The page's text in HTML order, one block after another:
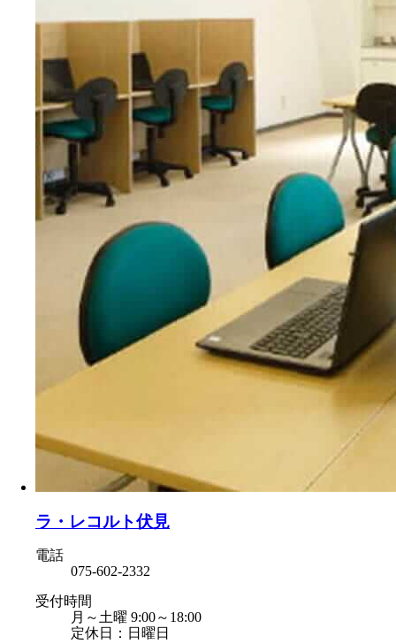
ラ・レコルト伏見
電話
075-602-2332
受付時間
月～土曜 9:00～18:00
定休日：日曜日